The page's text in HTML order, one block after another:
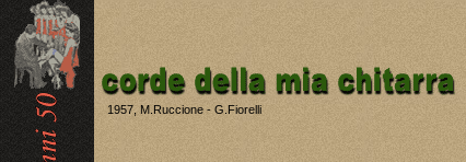
1957, M.Ruccione - G.Fiorelli